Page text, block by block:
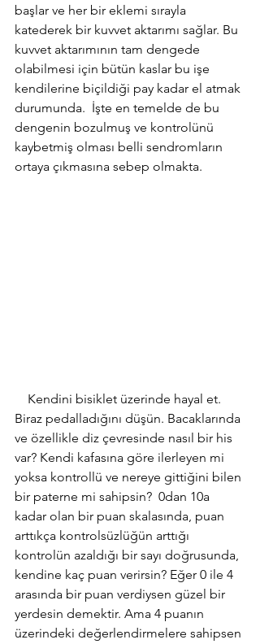
başlar ve her bir eklemi sırayla
katederek bir kuvvet aktarımı sağlar. Bu
kuvvet aktarımının tam dengede
olabilmesi için bütün kaslar bu işe
kendilerine biçildiği pay kadar el atmak
durumunda.  İşte en temelde de bu
dengenin bozulmuş ve kontrolünü
kaybetmiş olması belli sendromların
ortaya çıkmasına sebep olmakta.
Kendini bisiklet üzerinde hayal et.
Biraz pedalladığını düşün. Bacaklarında
ve özellikle diz çevresinde nasıl bir his
var? Kendi kafasına göre ilerleyen mi
yoksa kontrollü ve nereye gittiğini bilen
bir paterne mi sahipsin?  0dan 10a
kadar olan bir puan skalasında, puan
arttıkça kontrolsüzlüğün arttığı
kontrolün azaldığı bir sayı doğrusunda,
kendine kaç puan verirsin? Eğer 0 ile 4
arasında bir puan verdiysen güzel bir
yerdesin demektir. Ama 4 puanın
üzerindeki değerlendirmelere sahipsen